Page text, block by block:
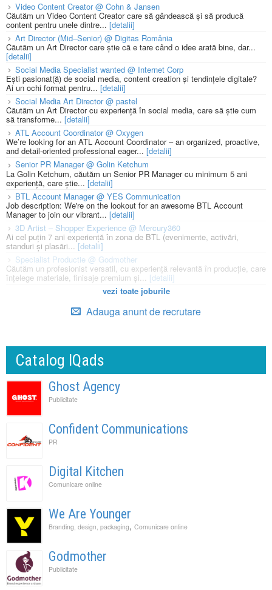
Video Content Creator @ Cohn & Jansen
Căutăm un Video Content Creator care să gândească și să producă
content pentru unele dintre... [detalii]
Art Director (Mid–Senior) @ Digitas România
Căutăm un Art Director care știe că e tare când o idee arată bine, dar...
[detalii]
Social Media Specialist wanted @ Internet Corp
Ești pasionat(ă) de social media, content creation și tendințele digitale?
Ai un ochi format pentru... [detalii]
Social Media Art Director @ pastel
Căutăm un Art Director cu experiență în social media, care să știe cum
să transforme... [detalii]
ATL Account Coordinator @ Oxygen
We’re looking for an ATL Account Coordinator – an organized, proactive,
and detail-oriented professional eager... [detalii]
Senior PR Manager @ Golin Ketchum
La Golin Ketchum, căutăm un Senior PR Manager cu minimum 5 ani
experiență, care știe... [detalii]
BTL Account Manager @ YES Communication
Job description: We're on the lookout for an awesome BTL Account
Manager to join our vibrant... [detalii]
3D Artist – Shopper Experience @ Mercury360
Ai cel puțin 7 ani experiență în zona de BTL (evenimente, activări,
standuri și plasări...[detalii]
Specialist Productie @ Godmother
Căutăm un profesionist versatil, cu experiență relevantă în producție, care
înțelege materiale, finisaje premium și... [detalii]
vezi toate joburile
Adauga anunt de recrutare
Catalog IQads
Ghost Agency
Publicitate
Confident Communications
PR
Digital Kitchen
Comunicare online
We Are Younger
Branding, design, packaging, Comunicare online
Godmother
Publicitate